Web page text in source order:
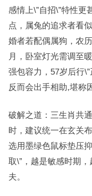
感情上\”自招\”特性更
点，属兔的追求者看
婚者若配偶属狗，农
月，卧室灯光需调至
强包容力，57岁后行
反而会出手相助,堪称
破解之道：三生肖共
时，建议统一在玄关
选用墨绿色鼠标垫压
取\”，越是敏感时期
夫。